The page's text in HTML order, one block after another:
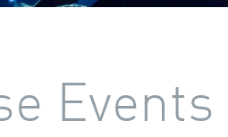
Events